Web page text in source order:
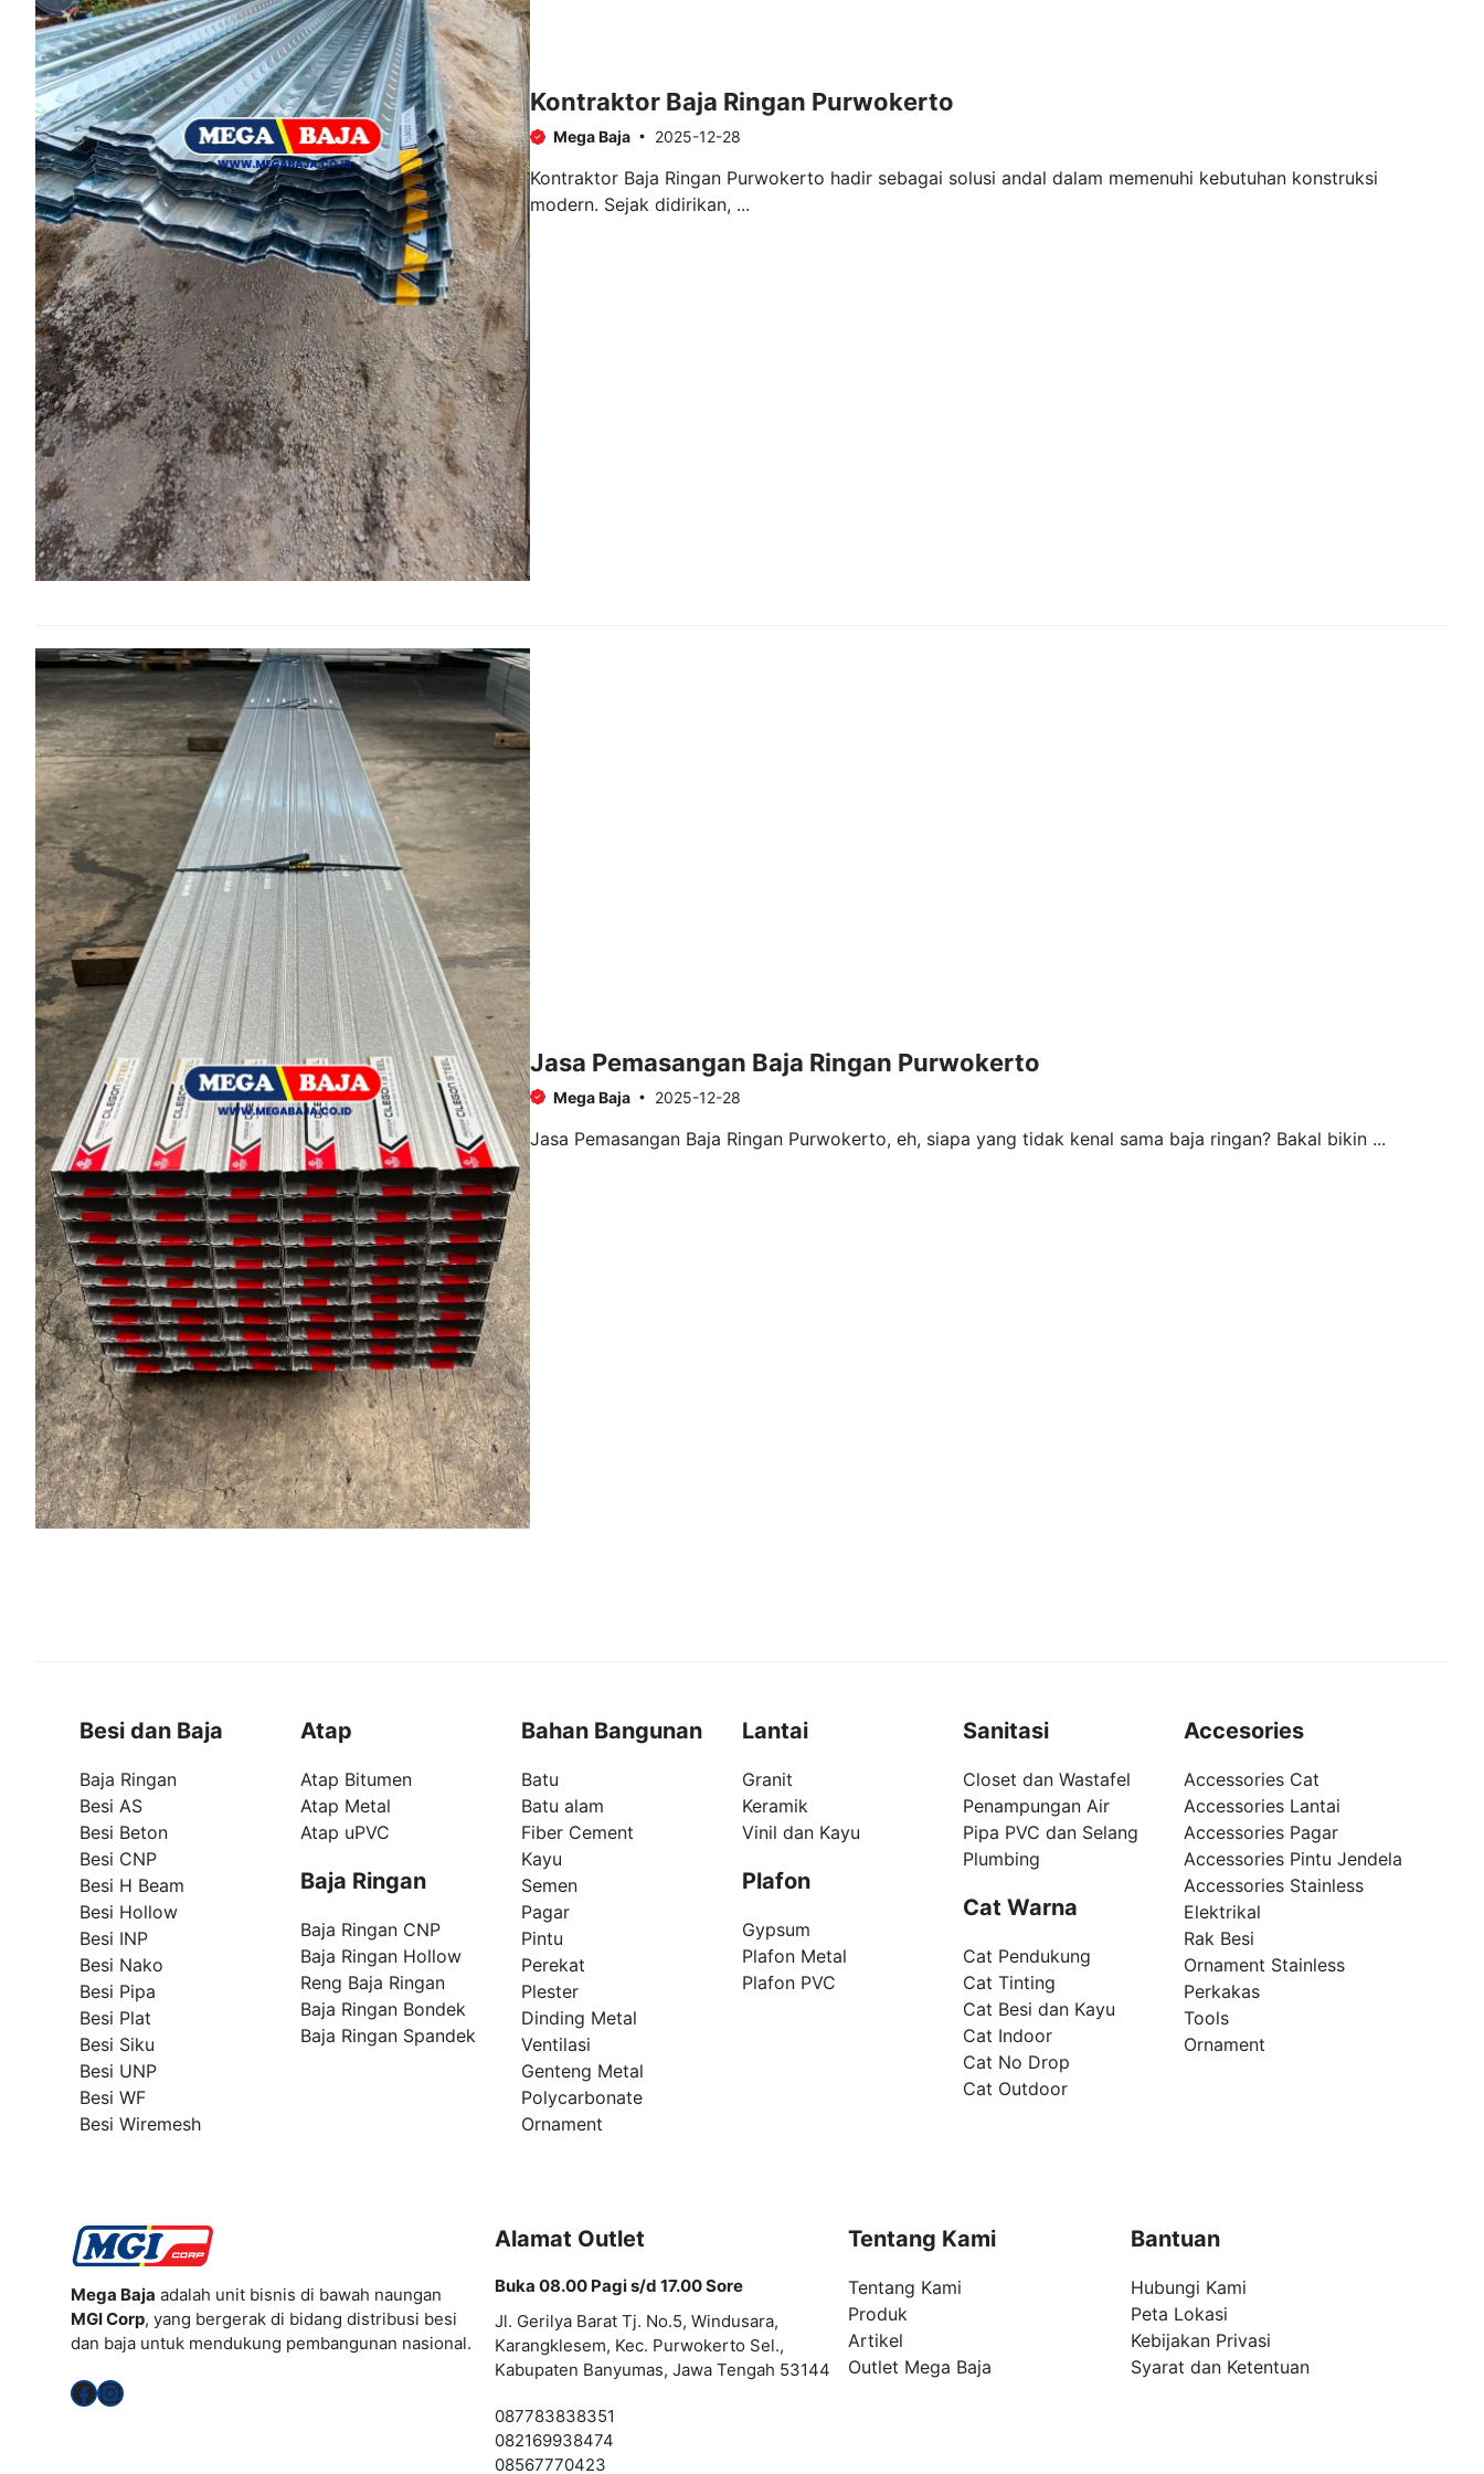
Kontraktor Baja Ringan Purwokerto
Mega Baja 2025-12-28
Kontraktor Baja Ringan Purwokerto hadir sebagai solusi andal dalam memenuhi kebutuhan konstruksi
modern. Sejak didirikan, ...
Jasa Pemasangan Baja Ringan Purwokerto
Mega Baja 2025-12-28
Jasa Pemasangan Baja Ringan Purwokerto, eh, siapa yang tidak kenal sama baja ringan? Bakal bikin ...
Besi dan Baja
Baja Ringan
Besi AS
Besi Beton
Besi CNP
Besi H Beam
Besi Hollow
Besi INP
Besi Nako
Besi Pipa
Besi Plat
Besi Siku
Besi UNP
Besi WF
Besi Wiremesh
Atap
Atap Bitumen
Atap Metal
Atap uPVC
Baja Ringan
Baja Ringan CNP
Baja Ringan Hollow
Reng Baja Ringan
Baja Ringan Bondek
Baja Ringan Spandek
Bahan Bangunan
Batu
Batu alam
Fiber Cement
Kayu
Semen
Pagar
Pintu
Perekat
Plester
Dinding Metal
Ventilasi
Genteng Metal
Polycarbonate
Ornament
Lantai
Granit
Keramik
Vinil dan Kayu
Plafon
Gypsum
Plafon Metal
Plafon PVC
Sanitasi
Closet dan Wastafel
Penampungan Air
Pipa PVC dan Selang
Plumbing
Cat Warna
Cat Pendukung
Cat Tinting
Cat Besi dan Kayu
Cat Indoor
Cat No Drop
Cat Outdoor
Accesories
Accessories Cat
Accessories Lantai
Accessories Pagar
Accessories Pintu Jendela
Accessories Stainless
Elektrikal
Rak Besi
Ornament Stainless
Perkakas
Tools
Ornament
Mega Baja adalah unit bisnis di bawah naungan
MGI Corp, yang bergerak di bidang distribusi besi
dan baja untuk mendukung pembangunan nasional.
Facebook
Instagram
Alamat Outlet
Buka 08.00 Pagi s/d 17.00 Sore
Jl. Gerilya Barat Tj. No.5, Windusara,
Karangklesem, Kec. Purwokerto Sel.,
Kabupaten Banyumas, Jawa Tengah 53144
087783838351
082169938474
08567770423
Tentang Kami
Tentang Kami
Produk
Artikel
Outlet Mega Baja
Bantuan
Hubungi Kami
Peta Lokasi
Kebijakan Privasi
Syarat dan Ketentuan